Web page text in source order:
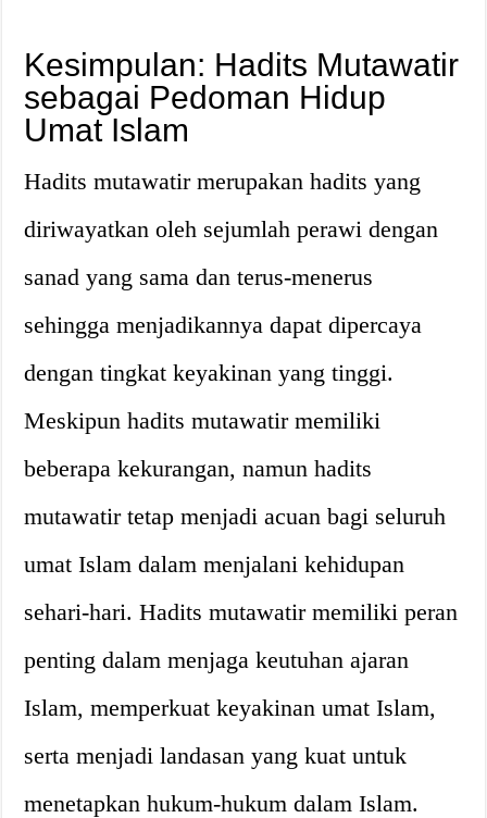
Kesimpulan: Hadits Mutawatir
sebagai Pedoman Hidup
Umat Islam
Hadits mutawatir merupakan hadits yang
diriwayatkan oleh sejumlah perawi dengan
sanad yang sama dan terus-menerus
sehingga menjadikannya dapat dipercaya
dengan tingkat keyakinan yang tinggi.
Meskipun hadits mutawatir memiliki
beberapa kekurangan, namun hadits
mutawatir tetap menjadi acuan bagi seluruh
umat Islam dalam menjalani kehidupan
sehari-hari. Hadits mutawatir memiliki peran
penting dalam menjaga keutuhan ajaran
Islam, memperkuat keyakinan umat Islam,
serta menjadi landasan yang kuat untuk
menetapkan hukum-hukum dalam Islam.